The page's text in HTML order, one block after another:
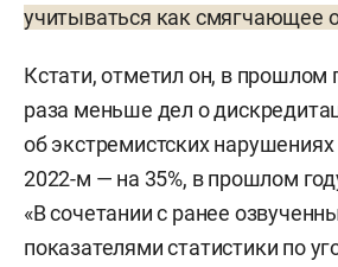
учитываться как смягчающее
Кстати, отметил он, в прошлом
раза меньше дел о
об экстремистских
2022-м — на 35%, в прошлом
«В сочетании с ранее
показателями статистики по